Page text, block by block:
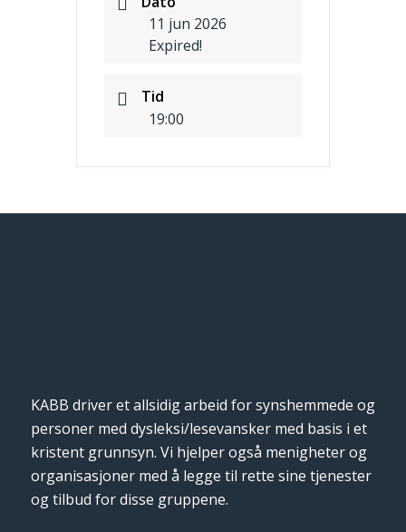
11 jun 2026
Expired!
Tid
19:00
KABB driver et allsidig arbeid for synshemmede og
personer med dysleksi/lesevansker med basis i et
kristent grunnsyn. Vi hjelper også menigheter og
organisasjoner med å legge til rette sine tjenester
og tilbud for disse gruppene.